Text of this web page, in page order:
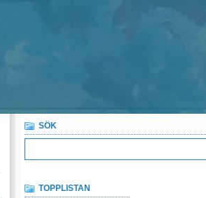
SÖK
TOPPLISTAN